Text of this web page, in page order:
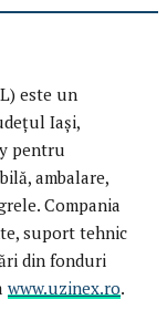
este un
Iași,
pentru
ambalare,
Compania
suport tehnic
din fonduri
www.uzinex.ro.